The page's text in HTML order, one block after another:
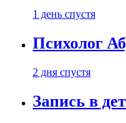
1 день спустя
Психолог
2 дня спустя
Запись в